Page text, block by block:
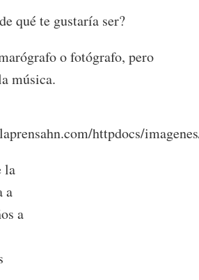
qué te gustaría ser?
o fotógrafo, pero
música.
la
a
a